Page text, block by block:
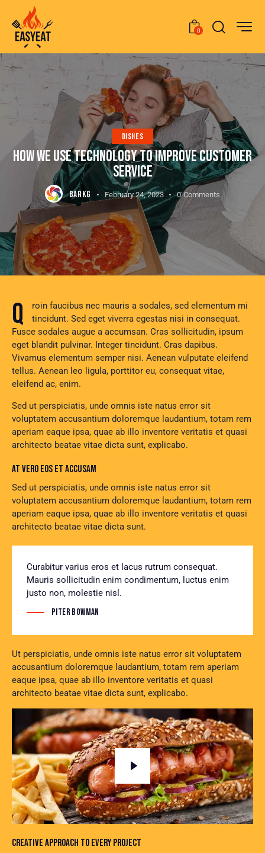
0
DISHES
HOW WE USE TECHNOLOGY TO IMPROVE CUSTOMER
SERVICE
BARKG February 24, 2023 0 Comments
Q
roin faucibus nec mauris a sodales, sed elementum mi
tincidunt. Sed eget viverra egestas nisi in consequat.
Fusce sodales augue a accumsan. Cras sollicitudin, ipsum
eget blandit pulvinar. Integer tincidunt. Cras dapibus.
Vivamus elementum semper nisi. Aenean vulputate eleifend
tellus. Aenean leo ligula, porttitor eu, consequat vitae,
eleifend ac, enim.
Sed ut perspiciatis, unde omnis iste natus error sit
voluptatem accusantium doloremque laudantium, totam rem
aperiam eaque ipsa, quae ab illo inventore veritatis et quasi
architecto beatae vitae dicta sunt, explicabo.
AT VERO EOS ET ACCUSAM
Sed ut perspiciatis, unde omnis iste natus error sit
voluptatem accusantium doloremque laudantium, totam rem
aperiam eaque ipsa, quae ab illo inventore veritatis et quasi
architecto beatae vitae dicta sunt.
Curabitur varius eros et lacus rutrum consequat.
Mauris sollicitudin enim condimentum, luctus enim
justo non, molestie nisl.
Piter Bowman
Ut perspiciatis, unde omnis iste natus error sit voluptatem
accusantium doloremque laudantium, totam rem aperiam
eaque ipsa, quae ab illo inventore veritatis et quasi
architecto beatae vitae dicta sunt, explicabo.
CREATIVE APPROACH TO EVERY PROJECT